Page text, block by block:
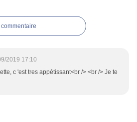
2019 17:10
c 'est tres appétissant<br /> <br /> Je te